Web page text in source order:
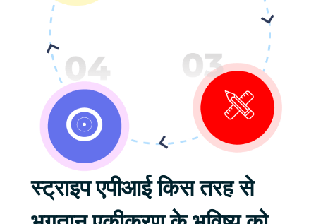
स्ट्राइप एपीआई किस तरह से